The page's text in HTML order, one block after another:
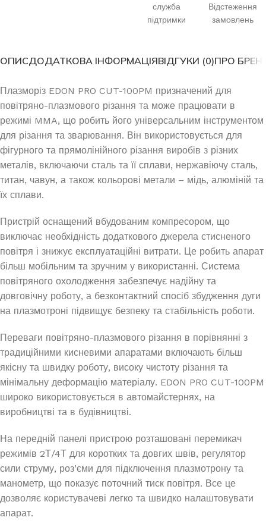
служба
підтримки
Відстеження
замовлень
ОПИСДОДАТКОВА ІНФОРМАЦІЯВІДГУКИ (0)ПРО
Плазморіз EDON PRO CUT-100PM призначений для
повітряно-плазмового різання та може працювати в
режимі MMA, що робить його універсальним інструментом
для різання та зварювання. Він використовується для
фігурного та прямолінійного різання виробів з різних
металів, включаючи сталь та її сплави, нержавіючу сталь,
титан, чавун, а також кольорові метали – мідь, алюміній та
їх сплави.
Пристрій оснащений вбудованим компресором, що
виключає необхідність додаткового джерела стисненого
повітря і знижує експлуатаційні витрати. Це робить апарат
більш мобільним та зручним у використанні. Система
повітряного охолодження забезпечує надійну та
довговічну роботу, а безконтактний спосіб збудження дуги
на плазмотроні підвищує безпеку та стабільність роботи.
Переваги повітряно-плазмового різання в порівнянні з
традиційними кисневими апаратами включають більш
якісну та швидку роботу, високу чистоту різання та
мінімальну деформацію матеріалу. EDON PRO CUT-100PM
широко використовується в автомайстернях, на
виробництві та в будівництві.
На передній панелі пристрою розташовані перемикач
режимів 2Т/4Т для коротких та довгих швів, регулятор
сили струму, роз’єми для підключення плазмотрону та
манометр, що показує поточний тиск повітря. Все це
дозволяє користувачеві легко та швидко налаштовувати
апарат.